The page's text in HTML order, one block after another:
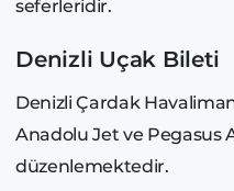
seferleridir.
Denizli Uçak Bileti
Denizli Çardak
Anadolu Jet ve Pegasus
düzenlemektedir.